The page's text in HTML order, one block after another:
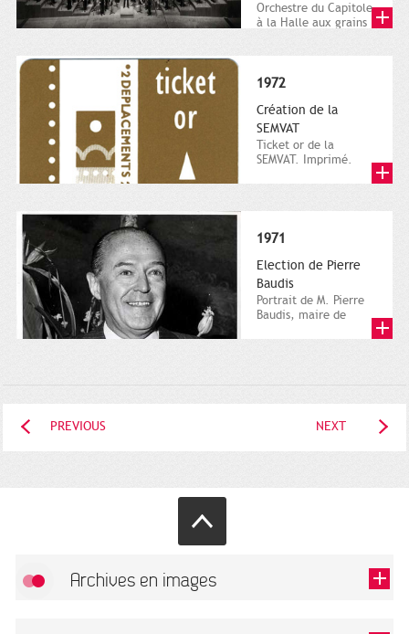
Orchestre du Capitole
à la Halle aux grains
1972
Création de la
SEMVAT
Ticket or de la
SEMVAT. Imprimé.
1971
Election de Pierre
Baudis
Portrait de M. Pierre
Baudis, maire de
PREVIOUS NEXT
Archives en images